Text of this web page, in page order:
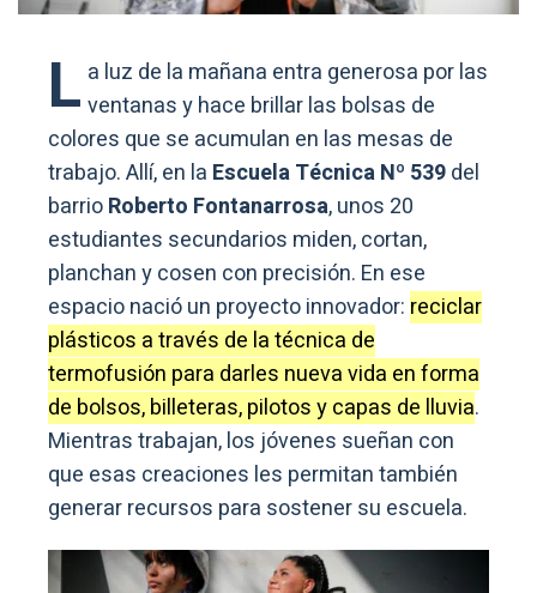
L a luz de la mañana entra generosa por las
ventanas y hace brillar las bolsas de
colores que se acumulan en las mesas de
trabajo. Allí, en la Escuela Técnica Nº 539del
barrioRoberto Fontanarrosa, unos 20
estudiantes secundarios miden, cortan,
planchan y cosen con precisión. En ese
espacio nació un proyecto innovador: reciclar
plásticos a través de la técnica de
termofusión para darles nueva vida en forma
de bolsos, billeteras, pilotos y capas de lluvia.
Mientras trabajan, los jóvenes sueñan con
que esas creaciones les permitan también
generar recursos para sostener su escuela.